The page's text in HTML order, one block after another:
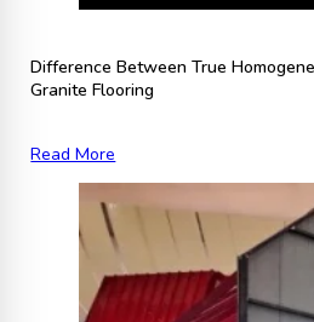
Difference Between True
Granite Flooring
Read More